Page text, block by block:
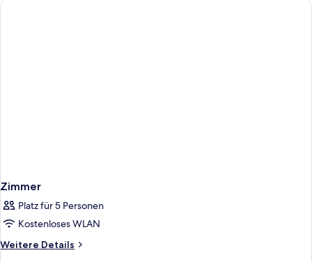
Zimmer
Platz für 5 Personen
Kostenloses WLAN
Weitere Details
Weitere